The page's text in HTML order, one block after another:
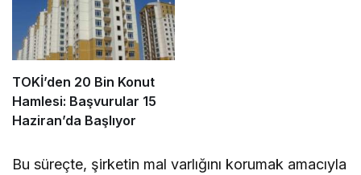
TOKİ’den 20 Bin Konut
Hamlesi: Başvurular 15
Haziran’da Başlıyor
Bu süreçte, şirketin mal varlığını korumak amacıyla